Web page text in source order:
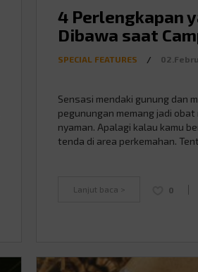
4 Perlengkapan
Dibawa saat
SPECIAL FEATURES /
Sensasi mendaki gunung dan
pegunungan memang jadi
nyaman. Apalagi kalau kamu
tenda di area perkemahan.
harus kamu bawa saat kamu
Continued
Lanjut baca > 0